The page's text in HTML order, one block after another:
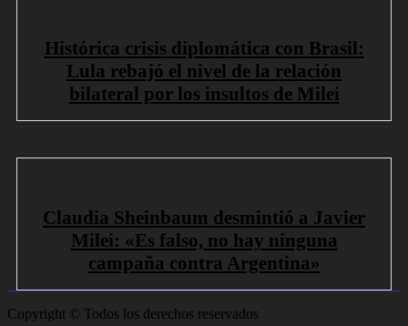
Histórica crisis diplomática con Brasil:
Lula rebajó el nivel de la relación
bilateral por los insultos de Milei
Claudia Sheinbaum desmintió a Javier
Milei: «Es falso, no hay ninguna
campaña contra Argentina»
Copyright © Todos los derechos reservados